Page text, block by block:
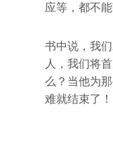
应等，都不
书中说，我
人，我们将
么？当他为
难就结束了！